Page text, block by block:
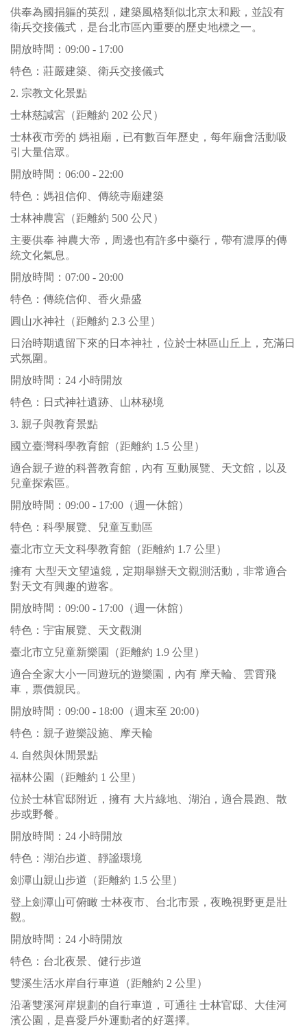
供奉為國捐軀的英烈，建築風格類似北京太和殿，並設有
衛兵交接儀式，是台北市區內重要的歷史地標之一。
開放時間：09:00 - 17:00
特色：莊嚴建築、衛兵交接儀式
2. 宗教文化景點
士林慈諴宮（距離約 202 公尺）
士林夜市旁的 媽祖廟，已有數百年歷史，每年廟會活動吸
引大量信眾。
開放時間：06:00 - 22:00
特色：媽祖信仰、傳統寺廟建築
士林神農宮（距離約 500 公尺）
主要供奉 神農大帝，周邊也有許多中藥行，帶有濃厚的傳
統文化氣息。
開放時間：07:00 - 20:00
特色：傳統信仰、香火鼎盛
圓山水神社（距離約 2.3 公里）
日治時期遺留下來的日本神社，位於士林區山丘上，充滿日
式氛圍。
開放時間：24 小時開放
特色：日式神社遺跡、山林秘境
3. 親子與教育景點
國立臺灣科學教育館（距離約 1.5 公里）
適合親子遊的科普教育館，內有 互動展覽、天文館，以及
兒童探索區。
開放時間：09:00 - 17:00（週一休館）
特色：科學展覽、兒童互動區
臺北市立天文科學教育館（距離約 1.7 公里）
擁有 大型天文望遠鏡，定期舉辦天文觀測活動，非常適合
對天文有興趣的遊客。
開放時間：09:00 - 17:00（週一休館）
特色：宇宙展覽、天文觀測
臺北市立兒童新樂園（距離約 1.9 公里）
適合全家大小一同遊玩的遊樂園，內有 摩天輪、雲霄飛
車，票價親民。
開放時間：09:00 - 18:00（週末至 20:00）
特色：親子遊樂設施、摩天輪
4. 自然與休閒景點
福林公園（距離約 1 公里）
位於士林官邸附近，擁有 大片綠地、湖泊，適合晨跑、散
步或野餐。
開放時間：24 小時開放
特色：湖泊步道、靜謐環境
劍潭山親山步道（距離約 1.5 公里）
登上劍潭山可俯瞰 士林夜市、台北市景，夜晚視野更是壯
觀。
開放時間：24 小時開放
特色：台北夜景、健行步道
雙溪生活水岸自行車道（距離約 2 公里）
沿著雙溪河岸規劃的自行車道，可通往 士林官邸、大佳河
濱公園，是喜愛戶外運動者的好選擇。